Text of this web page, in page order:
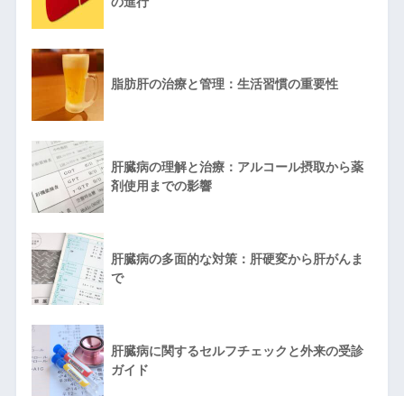
脂肪肝の治療と管理：生活習慣の重要性
肝臓病の理解と治療：アルコール摂取から薬
剤使用までの影響
肝臓病の多面的な対策：肝硬変から肝がんま
で
肝臓病に関するセルフチェックと外来の受診
ガイド